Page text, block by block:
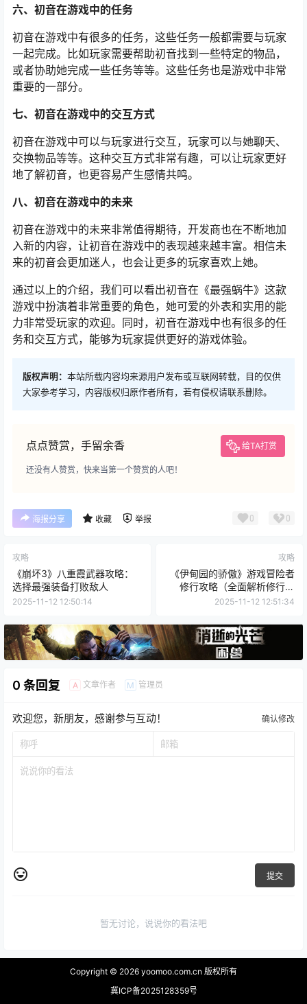
六、初音在游戏中的任务
初音在游戏中有很多的任务，这些任务一般都需要与玩家
一起完成。比如玩家需要帮助初音找到一些特定的物品，
或者协助她完成一些任务等等。这些任务也是游戏中非常
重要的一部分。
七、初音在游戏中的交互方式
初音在游戏中可以与玩家进行交互，玩家可以与她聊天、
交换物品等等。这种交互方式非常有趣，可以让玩家更好
地了解初音，也更容易产生感情共鸣。
八、初音在游戏中的未来
初音在游戏中的未来非常值得期待，开发商也在不断地加
入新的内容，让初音在游戏中的表现越来越丰富。相信未
来的初音会更加迷人，也会让更多的玩家喜欢上她。
通过以上的介绍，我们可以看出初音在《最强蜗牛》这款
游戏中扮演着非常重要的角色，她可爱的外表和实用的能
力非常受玩家的欢迎。同时，初音在游戏中也有很多的任
务和交互方式，能够为玩家提供更好的游戏体验。
版权声明： 本站所载内容均来源用户发布或互联网转载，目的仅供
大家参考学习，内容版权归原作者所有，若有侵权请联系删除。
点点赞赏，手留余香 给TA打赏
还没有人赞赏，快来当第一个赞赏的人吧！
海报分享 收藏 举报 0 0
攻略
《崩坏3》八重霞武器攻略：
选择最强装备打败敌人
2025-11-12 12:50:14
攻略
《伊甸园的骄傲》游戏冒险者
修行攻略（全面解析修行流
程，助你成为最强冒险者）
2025-11-12 12:51:34
0 条回复 A 文章作者 M 管理员
欢迎您，新朋友，感谢参与互动！ 确认修改
提交
暂无讨论，说说你的看法吧
Copyright © 2026 yoomoo.com.cn 版权所有
冀ICP备2025128359号